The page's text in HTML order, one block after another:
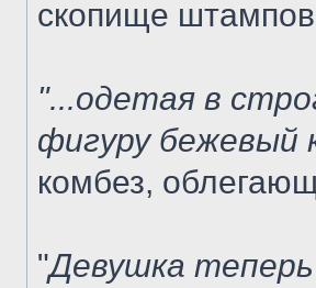
скопище
"...одетая в
фигуру бежевый
комбез,
"Девушка